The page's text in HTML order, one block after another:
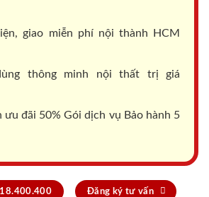
giao miễn phí nội thành HCM
thông minh nội thất trị giá
ưu đãi 50% Gói dịch vụ Bảo hành 5
Đăng ký tư vấn